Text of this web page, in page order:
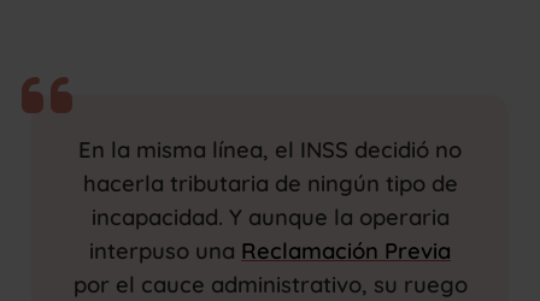
En la misma línea, el INSS decidió no
hacerla tributaria de ningún tipo de
incapacidad. Y aunque la operaria
interpuso una Reclamación Previa
por el cauce administrativo, su ruego